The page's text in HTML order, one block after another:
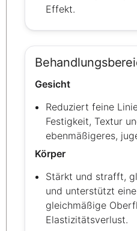
Effekt.
Gesicht
Reduziert feine
Festigkeit, Textur
ebenmäßigeres,
Körper
Stärkt und strafft,
und unterstützt
gleichmäßige
Elastizitätsverlust.